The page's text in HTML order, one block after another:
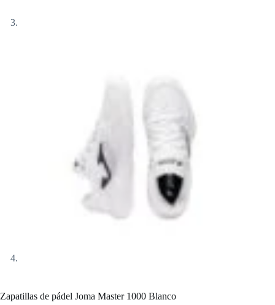
Zapatillas de pádel Joma Master 1000 Blanco